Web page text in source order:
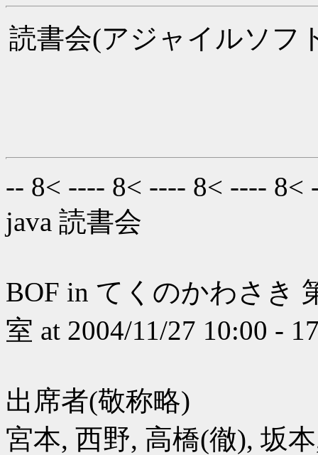
読書会(アジャイルソフ
-- 8< ---- 8< ---- 8< ---- 8<
java 読書会
BOF in てくのかわさき
室 at 2004/11/27 10:00 -
出席者(敬称略)
宮本, 西野, 高橋(徹), 坂